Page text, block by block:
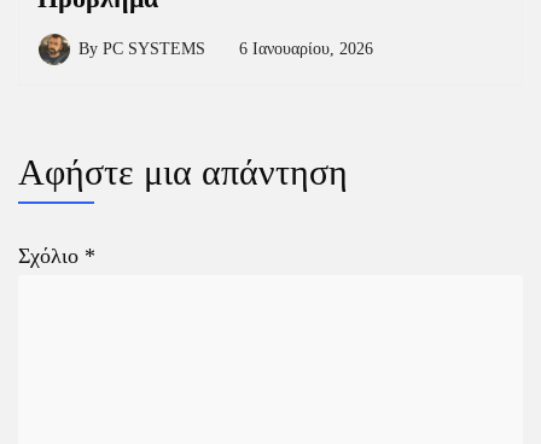
By PC SYSTEMS 6 Ιανουαρίου, 2026
Αφήστε μια απάντηση
Σχόλιο *